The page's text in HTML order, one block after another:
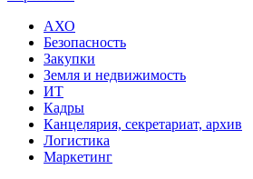
АХО
Безопасность
Закупки
Земля и недвижимость
ИТ
Кадры
Канцелярия, секретариат, архив
Логистика
Маркетинг